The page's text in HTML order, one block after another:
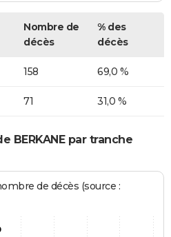
Nombre de
décès
% des
décès
158 69,0 %
71 31,0 %
BERKANE par tranche
de décès (source :